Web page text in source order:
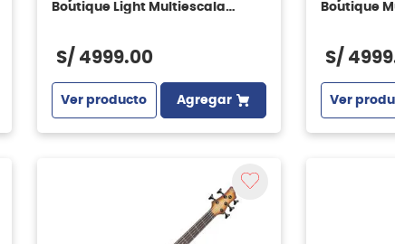
Boutique Light Multiescala
S/ 4999.00
Ver producto Agregar
Boutique
S/ 4999
Ver